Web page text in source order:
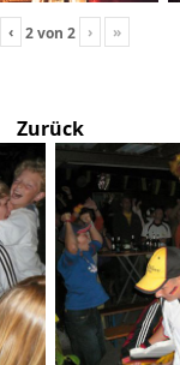
‹ 2von 2 › »
Zurück